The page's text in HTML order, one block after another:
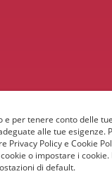
per tenere conto delle
alle tue esigenze.
Policy e Cookie
o impostare i
di default.